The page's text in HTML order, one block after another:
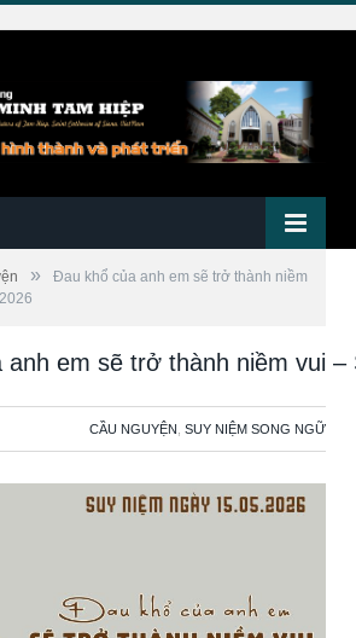
»
Đau khổ của anh em sẽ trở thành niềm
em sẽ trở thành niềm vui –
CẦU NGUYỆN SUY NIỆM SONG NGỮ